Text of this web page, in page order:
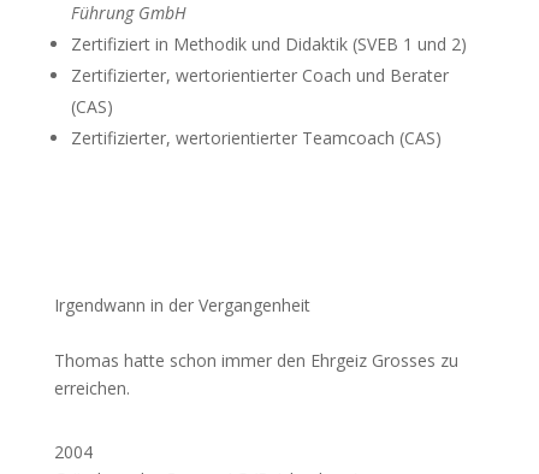
Führung GmbH
Zertifiziert in Methodik und Didaktik (SVEB 1 und 2)
Zertifizierter, wertorientierter Coach und Berater
(CAS)
Zertifizierter, wertorientierter Teamcoach (CAS)
Irgendwann in der Vergangenheit
Thomas hatte schon immer den Ehrgeiz Grosses zu
erreichen.
2004